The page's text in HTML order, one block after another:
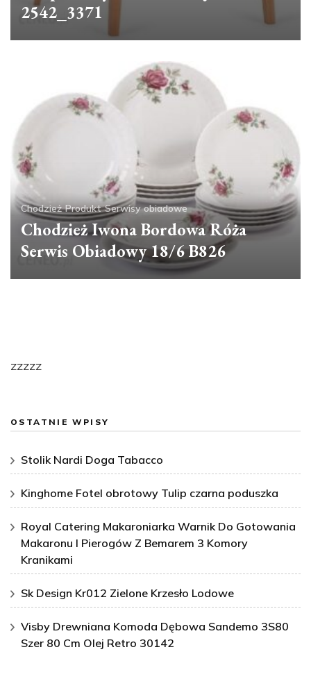
2542_3371
Chodzież Produkt Serwisy obiadowe
Chodzież Iwona Bordowa Róża
Serwis Obiadowy 18/6 B826
zzzzz
OSTATNIE WPISY
Stolik Nardi Doga Tabacco
Kinghome Fotel obrotowy Tulip czarna poduszka
Royal Catering Makaroniarka Warnik Do Gotowania
Makaronu I Pierogów Z Bemarem 3 Komory
Kranikami
Sk Design Kr012 Zielone Krzesło Lodowe
Visby Drewniana Komoda Dębowa Sandemo 3S80
Szer 80 Cm Olej Retro 30142